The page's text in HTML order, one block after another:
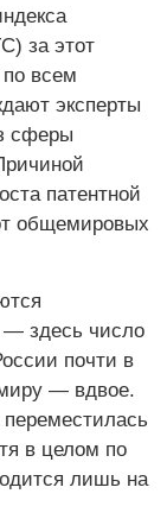
за этот
всем
эксперты
сферы
патентной
общемировых
— здесь число
почти в
— вдвое.
в целом по
лишь на